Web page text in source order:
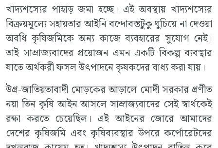
খাদ্যশস্যের পাহাড় জমা হচ্ছে। এই অবস্থায় খাদ্যশস্যের
বিক্রয়মূল্যে সহায়তার আইনি বন্দোবস্তটুকু ঘুচিয়ে না দেওয়া
অবধি কৃষিজমিকে অন্য কাজে ব্যবহারের সুযোগ নেই।
তাই সাম্রাজ্যবাদের প্রয়োজন এমন একটি বিকল্প ব্যবস্থার
যাতে অর্থকরী ফসল উৎপাদনে কৃষকদের বাধ্য করা যায়।
উগ্র-জাতিয়তাবাদী মোড়কের আড়ালে মোদী সরকার প্রণীত
নয়া তিন কৃষি আইন আসলে সাম্রাজ্যবাদের সেই স্বার্থকেই
রক্ষা করতে চেয়েছিল। এই আইনের জোরে আমাদের
দেশের কৃষিজমি এবং কৃষিব্যবস্থার উপরে কর্পোরেটদের